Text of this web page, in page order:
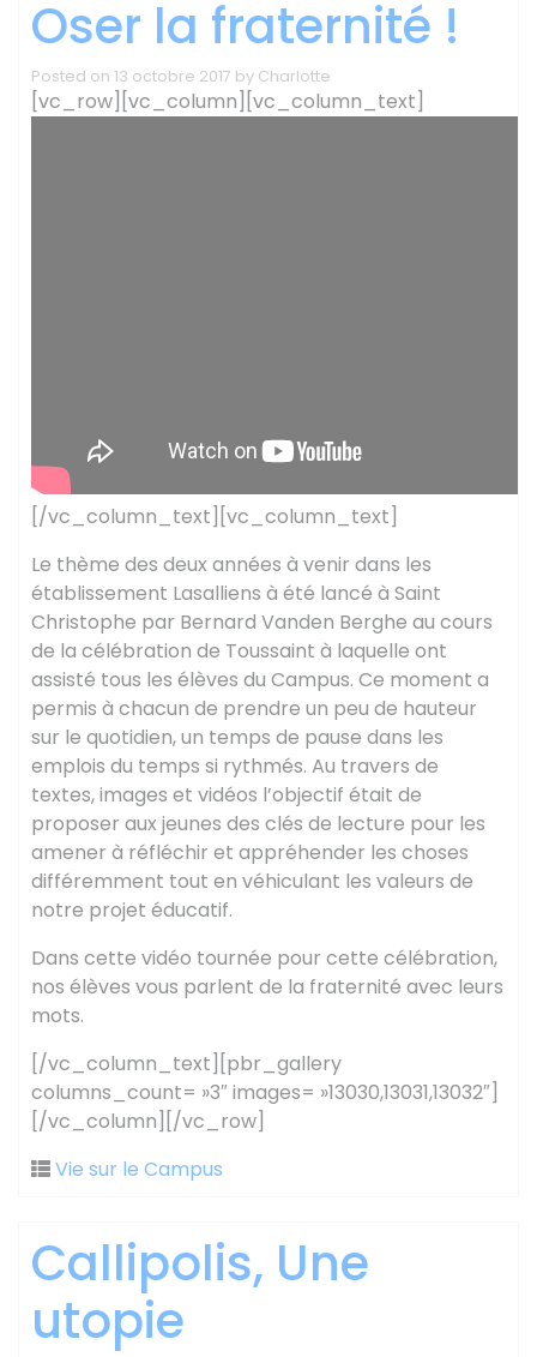
Oser la fraternité !
Posted on 13 octobre 2017 by Charlotte
[vc_row][vc_column][vc_column_text]
[/vc_column_text][vc_column_text]
Le thème des deux années à venir dans les
établissement Lasalliens à été lancé à Saint
Christophe par Bernard Vanden Berghe au cours
de la célébration de Toussaint à laquelle ont
assisté tous les élèves du Campus. Ce moment a
permis à chacun de prendre un peu de hauteur
sur le quotidien, un temps de pause dans les
emplois du temps si rythmés. Au travers de
textes, images et vidéos l’objectif était de
proposer aux jeunes des clés de lecture pour les
amener à réfléchir et appréhender les choses
différemment tout en véhiculant les valeurs de
notre projet éducatif.
Dans cette vidéo tournée pour cette célébration,
nos élèves vous parlent de la fraternité avec leurs
mots.
[/vc_column_text][pbr_gallery
columns_count= »3″ images= »13030,13031,13032″]
[/vc_column][/vc_row]
Vie sur le Campus
Callipolis, Une
utopie